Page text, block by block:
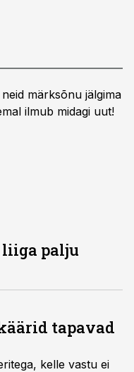
märksõnu jälgima
ilmub midagi uut!
liiga palju
tapavad
kelle vastu ei